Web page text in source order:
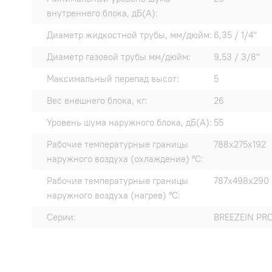
внутреннего блока, дБ(А):
Диаметр жидкостной трубы, мм/дюйм: 6,35 / 1/4"
Диаметр газовой трубы мм/дюйм:
9,53 / 3/8"
Максимальный перепад высот:
5
Вес внешнего блока, кг:
26
Уровень шума наружного блока, дБ(А): 55
Рабочие температурные границы
наружного воздуха (охлаждение) °C:
788х275х192
Рабочие температурные границы
наружного воздуха (нагрев) °C:
787х498х290
Серии: BREEZEIN